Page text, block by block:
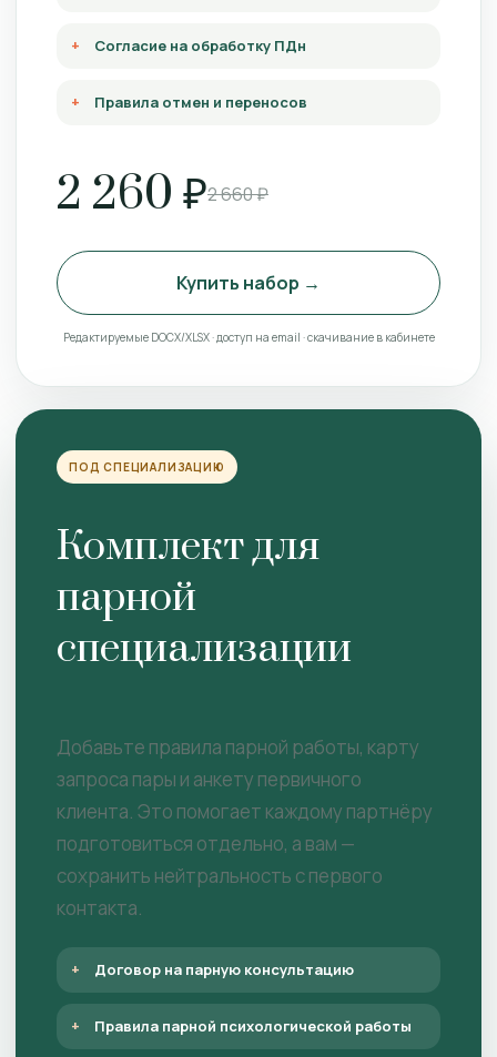
Согласие на обработку ПДн
Правила отмен и переносов
2 260 ₽2 660 ₽
Купить набор →
Редактируемые DOCX/XLSX · доступ на email · скачивание в кабинете
ПОД СПЕЦИАЛИЗАЦИЮ
Комплект для
парной
специализации
Добавьте правила парной работы, карту
запроса пары и анкету первичного
клиента. Это помогает каждому партнёру
подготовиться отдельно, а вам —
сохранить нейтральность с первого
контакта.
Договор на парную консультацию
Правила парной психологической работы